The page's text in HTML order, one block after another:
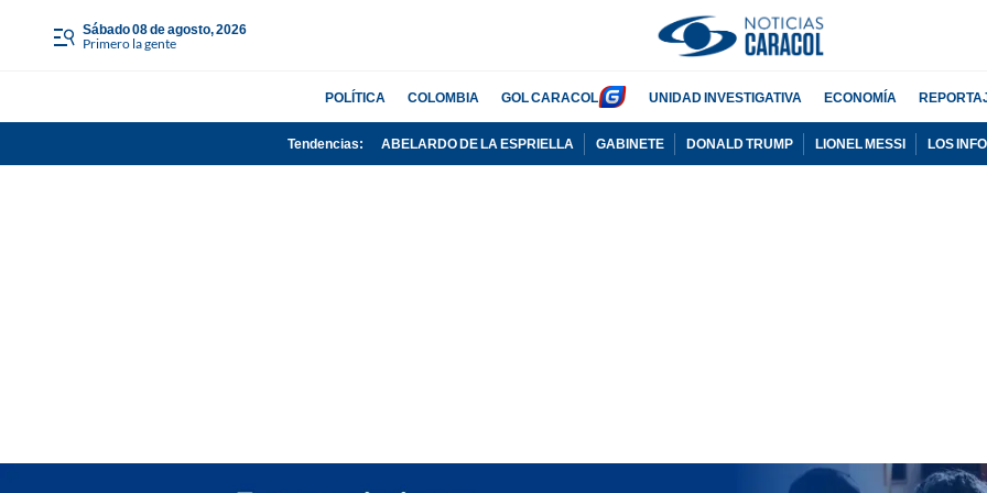
sábado 08 de agosto, 2026
Primero la gente
POLÍTICA COLOMBIA GOL CARACOL UNIDAD INVESTIGATIVA ECONOMÍA
Tendencias: ABELARDO DE LA ESPRIELLA GABINETE DONALD TRUMP LIONEL MESSI LOS